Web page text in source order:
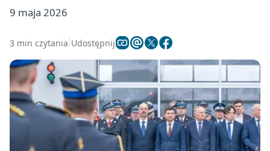
9 maja 2026
3 min czytania Udostępnij